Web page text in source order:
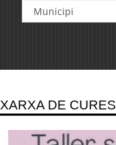
XARXA DE CURES